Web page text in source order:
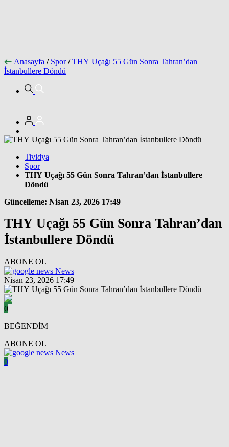
Anasayfa / Spor / THY Uçağı 55 Gün Sonra Tahran’dan
İstanbullere Döndü
Tividya
Spor
THY Uçağı 55 Gün Sonra Tahran’dan İstanbullere
Döndü
Güncelleme: Nisan 23, 2026 17:49
THY Uçağı 55 Gün Sonra Tahran’dan
İstanbullere Döndü
ABONE OL
News
Nisan 23, 2026 17:49
0
BEĞENDİM
ABONE OL
News
0